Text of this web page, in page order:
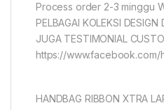
Process order 2-3 minggu
PELBAGAI KOLEKSI
JUGA TESTIMONIAL
https://www.facebook.com/
HANDBAG RIBBON XTRA